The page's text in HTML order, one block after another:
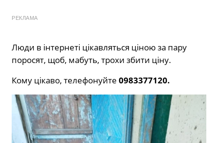
РЕКЛАМА
Люди в інтернеті цікавляться ціною за пару
поросят, щоб, мабуть, трохи збити ціну.
Кому цікаво, телефонуйте 0983377120.